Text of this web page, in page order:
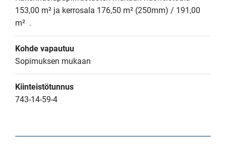
153,00 m² ja kerrosala 176,50 m² (250mm) / 191,00
m²  .
Kohde vapautuu
Sopimuksen mukaan
Kiinteistötunnus
743-14-59-4